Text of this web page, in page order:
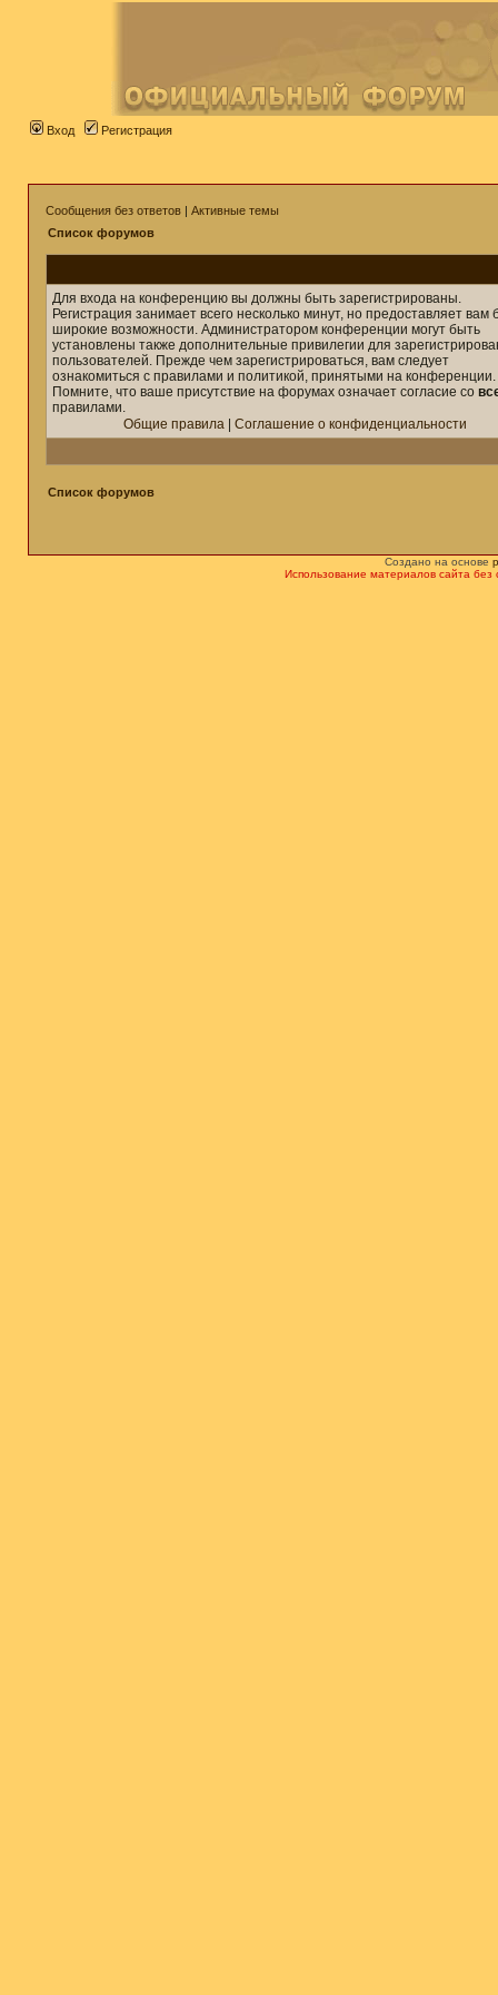
Вход Регистрация
Сообщения без ответов | Активные темы
Список форумов
Для входа на конференцию вы должны быть зарегистрированы.
Регистрация занимает всего несколько минут, но предоставляет вам
широкие возможности. Администратором конференции могут быть
установлены также дополнительные привилегии для
пользователей. Прежде чем зарегистрироваться, вам следует
ознакомиться с правилами и политикой, принятыми на конференции.
Помните, что ваше присутствие на форумах означает согласие со
правилами.
Общие правила
Соглашение о конфиденциальности
Список форумов
Создано на основе
Использование материалов сайта